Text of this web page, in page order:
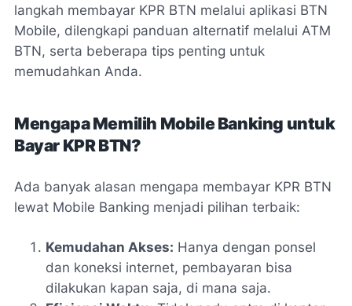
langkah membayar KPR BTN melalui aplikasi BTN
Mobile, dilengkapi panduan alternatif melalui ATM
BTN, serta beberapa tips penting untuk
memudahkan Anda.
Mengapa Memilih Mobile Banking untuk
Bayar KPR BTN?
Ada banyak alasan mengapa membayar KPR BTN
lewat Mobile Banking menjadi pilihan terbaik:
Kemudahan Akses: Hanya dengan ponsel
dan koneksi internet, pembayaran bisa
dilakukan kapan saja, di mana saja.